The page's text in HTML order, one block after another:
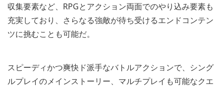
収集要素など、RPGとアクション両面でのやり込み要素も
充実しており、さらなる強敵が待ち受けるエンドコンテン
ツに挑むことも可能だ。
スピーディかつ爽快ド派手なバトルアクションで、シング
ルプレイのメインストーリー、マルチプレイも可能なクエ